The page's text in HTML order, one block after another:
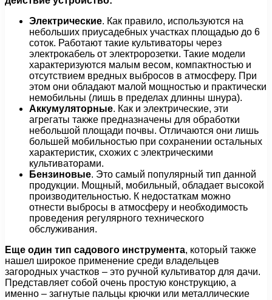
Электрические. Как правило, используются на
небольших приусадебных участках площадью до 6
соток. Работают такие культиваторы через
электрокабель от электророзетки. Такие модели
характеризуются малым весом, компактностью и
отсутствием вредных выбросов в атмосферу. При
этом они обладают малой мощностью и практически
немобильны (лишь в пределах длинны шнура).
Аккумуляторные. Как и электрические, эти
агрегаты также предназначены для обработки
небольшой площади почвы. Отличаются они лишь
большей мобильностью при сохранении остальных
характеристик, схожих с электрическими
культиваторами.
Бензиновые. Это самый популярный тип данной
продукции. Мощный, мобильный, обладает высокой
производительностью. К недостаткам можно
отнести выбросы в атмосферу и необходимость
проведения регулярного технического
обслуживания.
Еще один тип садового инструмента, который также
нашел широкое применение среди владельцев
загородных участков – это ручной культиватор для дачи.
Представляет собой очень простую конструкцию, а
именно – загнутые пальцы крючки или металлические